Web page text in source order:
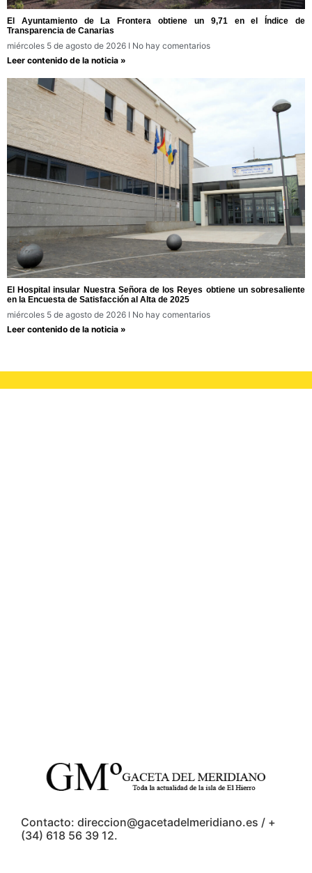
El Ayuntamiento de La Frontera obtiene un 9,71 en el Índice de
Transparencia de Canarias
miércoles 5 de agosto de 2026
No hay comentarios
Leer contenido de la noticia »
El Hospital insular Nuestra Señora de los Reyes obtiene un sobresaliente
en la Encuesta de Satisfacción al Alta de 2025
miércoles 5 de agosto de 2026
No hay comentarios
Leer contenido de la noticia »
Contacto: direccion@gacetadelmeridiano.es / +
(34) 618 56 39 12.